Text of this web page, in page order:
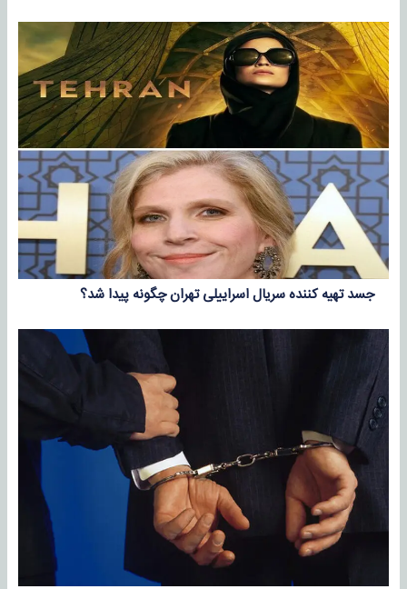
جسد تهیه کننده سریال اسراییلی تهران چگونه پیدا شد؟